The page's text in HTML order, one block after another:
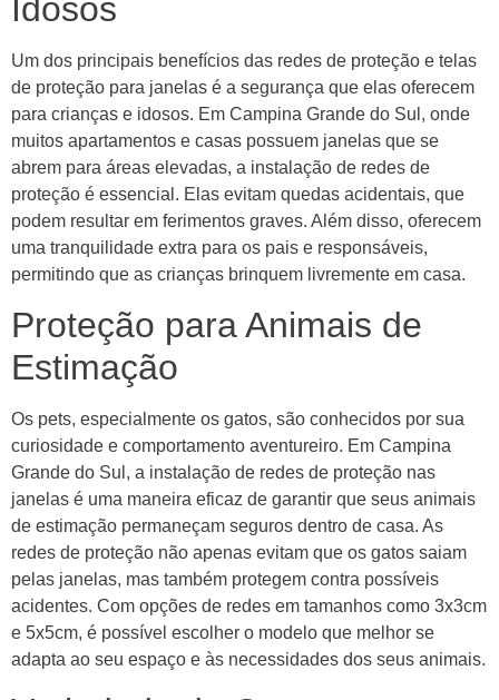
Idosos
Um dos principais benefícios das redes de proteção e telas
de proteção para janelas é a segurança que elas oferecem
para crianças e idosos. Em Campina Grande do Sul, onde
muitos apartamentos e casas possuem janelas que se
abrem para áreas elevadas, a instalação de redes de
proteção é essencial. Elas evitam quedas acidentais, que
podem resultar em ferimentos graves. Além disso, oferecem
uma tranquilidade extra para os pais e responsáveis,
permitindo que as crianças brinquem livremente em casa.
Proteção para Animais de
Estimação
Os pets, especialmente os gatos, são conhecidos por sua
curiosidade e comportamento aventureiro. Em Campina
Grande do Sul, a instalação de redes de proteção nas
janelas é uma maneira eficaz de garantir que seus animais
de estimação permaneçam seguros dentro de casa. As
redes de proteção não apenas evitam que os gatos saiam
pelas janelas, mas também protegem contra possíveis
acidentes. Com opções de redes em tamanhos como 3x3cm
e 5x5cm, é possível escolher o modelo que melhor se
adapta ao seu espaço e às necessidades dos seus animais.